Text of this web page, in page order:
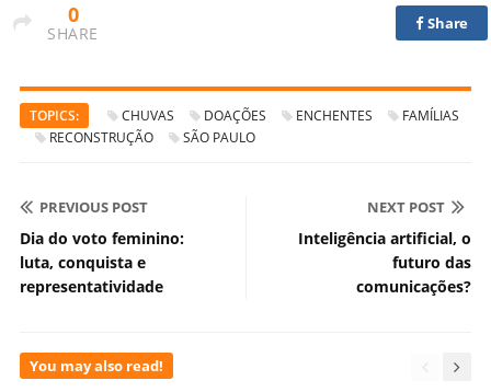
0
SHARE
Share
TOPICS: CHUVAS DOAÇÕES ENCHENTES
FAMÍLIAS
RECONSTRUÇÃO
SÃO PAULO
PREVIOUS POST
Dia do voto feminino:
luta, conquista e
representatividade
NEXT POST
Inteligência artificial, o
futuro das
comunicações?
You may also read!